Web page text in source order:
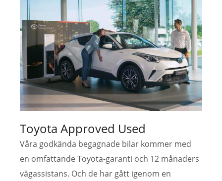
Toyota Approved Used
Våra godkända begagnade bilar kommer med
en omfattande Toyota-garanti och 12 månaders
vägassistans. Och de har gått igenom en